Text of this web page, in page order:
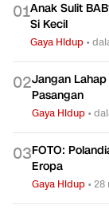
01Anak Sulit
Si Kecil
Gaya Hidup •
02Jangan
Pasangan
Gaya Hidup •
03FOTO:
Eropa
Gaya Hidup •28